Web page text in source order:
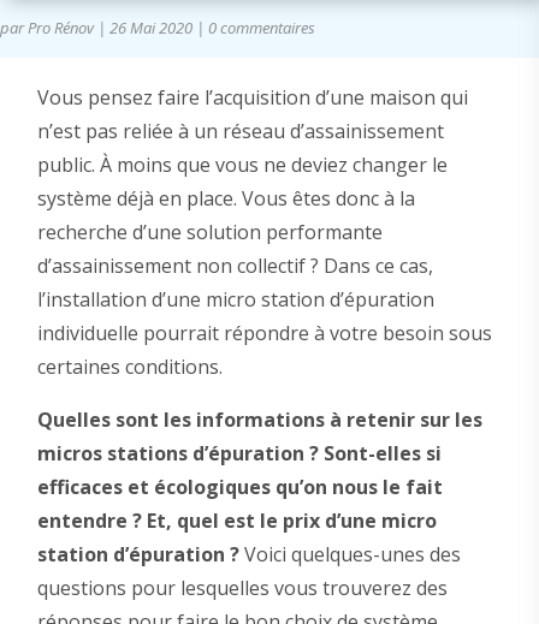
parPro Rénov| 26 Mai 2020 | 0 commentaires
Vous pensez faire l’acquisition d’une maison qui
n’est pas reliée à un réseau d’assainissement
public. À moins que vous ne deviez changer le
système déjà en place. Vous êtes donc à la
recherche d’une solution performante
d’assainissement non collectif ? Dans ce cas,
l’installation d’une micro station d’épuration
individuelle pourrait répondre à votre besoin sous
certaines conditions.
Quelles sont les informations à retenir sur les
micros stations d’épuration ? Sont-elles si
efficaces et écologiques qu’on nous le fait
entendre ? Et, quel est le prix d’une micro
station d’épuration ?Voici quelques-unes des
questions pour lesquelles vous trouverez des